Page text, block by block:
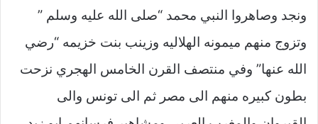
ونجد وصاهروا النبي محمد “صلى الله عليه وسلم ”
وتزوج منهم ميمونه الهلاليه وزينب بنت خزيمه “رضي
الله عنها” وفي منتصف القرن الخامس الهجري نزحت
بطون كبيره منهم الى مصر ثم الى تونس والى